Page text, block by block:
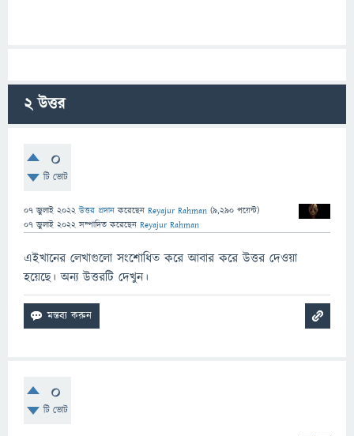
2উত্তর
0
টি ভোট
07 জুলাই 2022 উত্তর প্রদান করেছেন Reyajur Rahman (9,290 পয়েন্ট)
07 জুলাই 2022 সম্পাদিত করেছেন Reyajur Rahman
এইখানের লেখাগুলো সংশোধিত করে আবার করে উত্তর দেওয়া
হয়েছে। অন্য উত্তরটি দেখুন।
0
টি ভোট